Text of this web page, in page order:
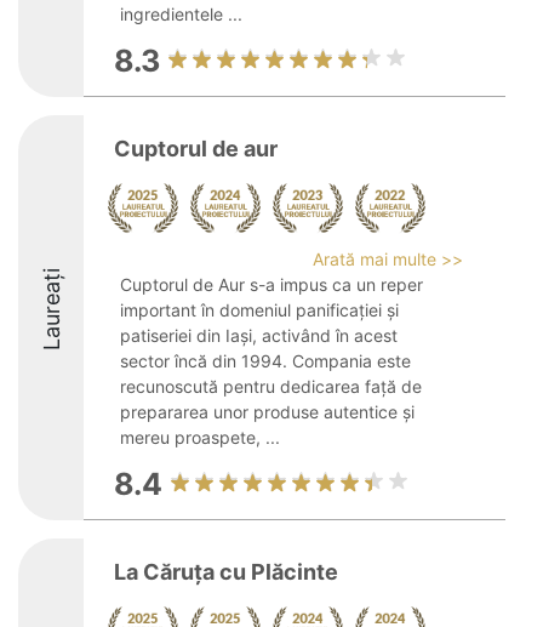
ingredientele ...
8.3
Laureați
Cuptorul de aur
Arată mai multe >>
Cuptorul de Aur s-a impus ca un reper
important în domeniul panificației și
patiseriei din Iași, activând în acest
sector încă din 1994. Compania este
recunoscută pentru dedicarea față de
prepararea unor produse autentice și
mereu proaspete, ...
8.4
La Căruța cu Plăcinte